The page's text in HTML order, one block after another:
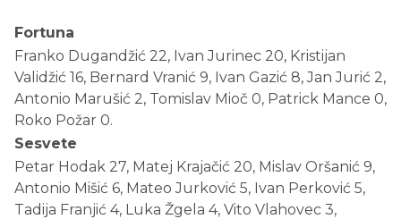
Fortuna
Franko Dugandžić 22, Ivan Jurinec 20, Kristijan
Validžić 16, Bernard Vranić 9, Ivan Gazić 8, Jan Jurić 2,
Antonio Marušić 2, Tomislav Mioč 0, Patrick Mance 0,
Roko Požar 0.
Sesvete
Petar Hodak 27, Matej Krajačić 20, Mislav Oršanić 9,
Antonio Mišić 6, Mateo Jurković 5, Ivan Perković 5,
Tadija Franjić 4, Luka Žgela 4, Vito Vlahovec 3,